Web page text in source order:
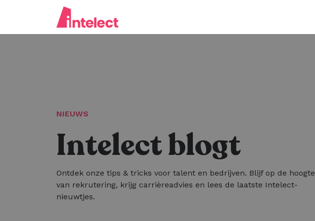
NIEUWS
Intelect blogt
Ontdek onze tips & tricks voor talent en bedrijven. Blijf op de hoogte
van rekrutering, krijg carrièreadvies en lees de laatste Intelect-
nieuwtjes.